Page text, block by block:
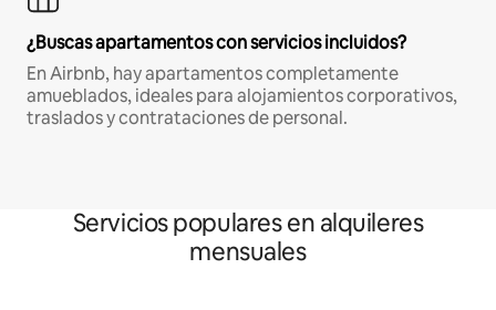
¿Buscas apartamentos con servicios incluidos?
En Airbnb, hay apartamentos completamente
amueblados, ideales para alojamientos corporativos,
traslados y contrataciones de personal.
Servicios populares en alquileres
mensuales